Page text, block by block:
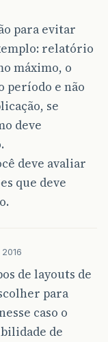
para evitar
relatório
máximo, o
período e não
se
deve
deve avaliar
que deve
de layouts de
para
caso o
de